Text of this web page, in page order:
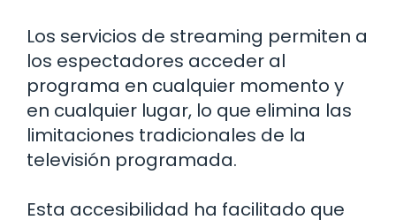
Los servicios de streaming permiten a
los espectadores acceder al
programa en cualquier momento y
en cualquier lugar, lo que elimina las
limitaciones tradicionales de la
televisión programada.
Esta accesibilidad ha facilitado que